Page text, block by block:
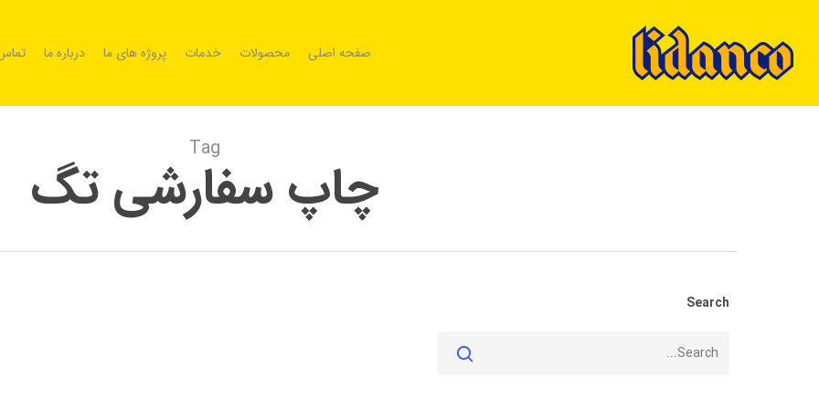
main
content
صفحه اصلی محصولات خدمات پروژه های ما درباره ما
Tag
چاپ سفارشی تگ
Search